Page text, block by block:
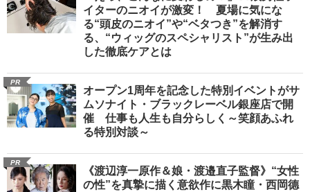
イターのニオイが激変！ 夏場に気にな
る“頭皮のニオイ”や“ベタつき”を解消す
る、“ウィッグのスペシャリスト”が生み出
した徹底ケアとは
PR
オープン1周年を記念した特別イベントがサ
ムソナイト・ブラックレーベル銀座店で開
催 仕事も人生も自分らしく～笑顔あふれ
る特別対談～
PR
《渡辺淳一原作＆娘・渡邉直子監督》“女性
の性”を真摯に描く意欲作に黒木瞳・西岡德